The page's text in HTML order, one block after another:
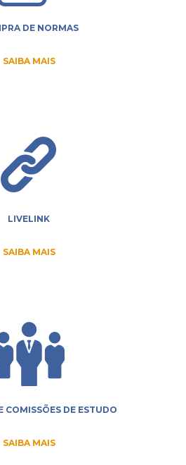
DE NORMAS
SAIBA MAIS
LIVELINK
SAIBA MAIS
COMISSÕES DE ESTUDO
SAIBA MAIS